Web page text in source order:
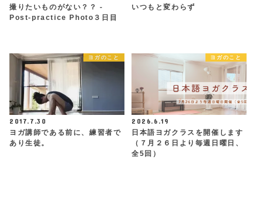
撮りたいものがない？？ -
Post-practice Photo３日目
いつもと変わらず
ヨガのこと
2017.7.30
ヨガ講師である前に、練習者で
あり生徒。
ヨガのこと
2026.6.19
日本語ヨガクラスを開催します
（７月２６日より毎週日曜日、
全5回）